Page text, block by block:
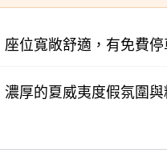
座位寬敞舒適，有免費
濃厚的夏威夷度假氛圍